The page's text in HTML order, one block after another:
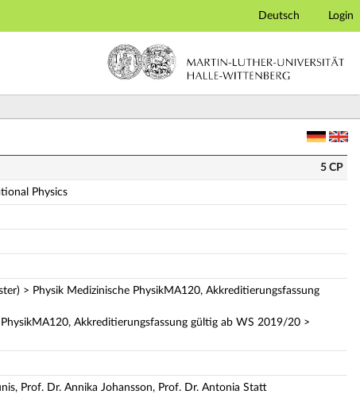
Deutsch Login
5 CP
Physics
> Physik Medizinische PhysikMA120, Akkreditierungsfassung
Akkreditierungsfassung gültig ab WS 2019/20 >
Prof. Dr. Annika Johansson, Prof. Dr. Antonia Statt